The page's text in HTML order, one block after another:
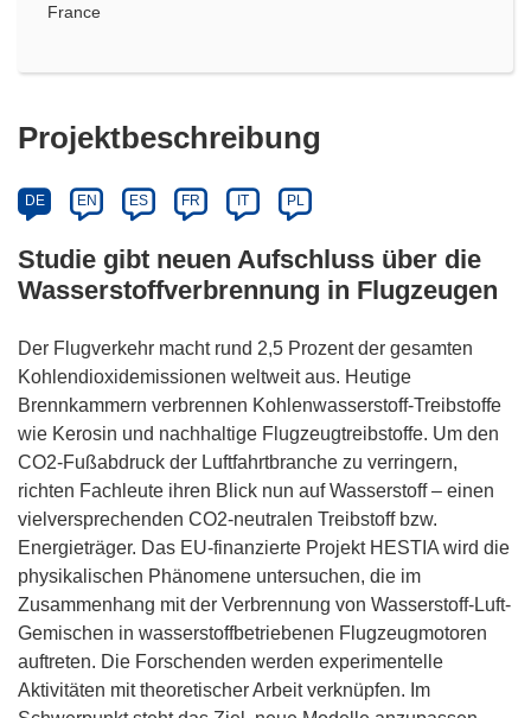
France
Projektbeschreibung
DE EN ES FR IT PL
Studie gibt neuen Aufschluss über die
Wasserstoffverbrennung in Flugzeugen
Der Flugverkehr macht rund 2,5 Prozent der gesamten
Kohlendioxidemissionen weltweit aus. Heutige
Brennkammern verbrennen Kohlenwasserstoff-Treibstoffe
wie Kerosin und nachhaltige Flugzeugtreibstoffe. Um den
CO2-Fußabdruck der Luftfahrtbranche zu verringern,
richten Fachleute ihren Blick nun auf Wasserstoff – einen
vielversprechenden CO2-neutralen Treibstoff bzw.
Energieträger. Das EU-finanzierte Projekt HESTIA wird die
physikalischen Phänomene untersuchen, die im
Zusammenhang mit der Verbrennung von Wasserstoff-Luft-
Gemischen in wasserstoffbetriebenen Flugzeugmotoren
auftreten. Die Forschenden werden experimentelle
Aktivitäten mit theoretischer Arbeit verknüpfen. Im